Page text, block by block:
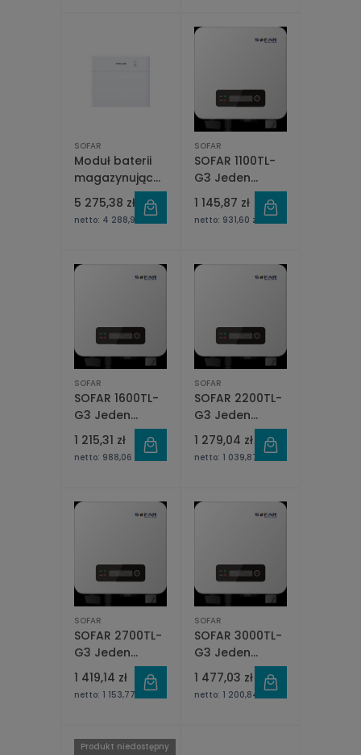
dostępności
BTS 5K-BDU
SOFAR
Moduł baterii
magazynującej
SOFAR SOLAR
BTS 5K
5 275,38 zł
netto: 4 288,93 zł
SOFAR
SOFAR 1100TL-
G3 Jeden
fazowy 1xMPPT
1 145,87 zł
netto: 931,60 zł
SOFAR
SOFAR 1600TL-
G3 Jeden
fazowy 1xMPPT
1 215,31 zł
netto: 988,06 zł
SOFAR
SOFAR 2200TL-
G3 Jeden
fazowy 1xMPPT
1 279,04 zł
netto: 1 039,87 zł
SOFAR
SOFAR 2700TL-
G3 Jeden
fazowy 1xMPPT
1 419,14 zł
netto: 1 153,77 zł
SOFAR
SOFAR 3000TL-
G3 Jeden
fazowy 1xMPPT
1 477,03 zł
netto: 1 200,84 zł
Produkt niedostępny